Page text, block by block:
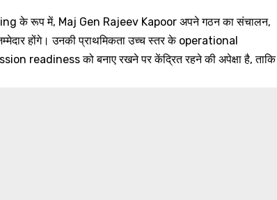
के रूप में, Maj Gen Rajeev Kapoor अपने गठन का संचालन,
होंगे। उनकी प्राथमिकता उच्च स्तर के operational
readiness को बनाए रखने पर केंद्रित रहने की अपेक्षा है, ताकि